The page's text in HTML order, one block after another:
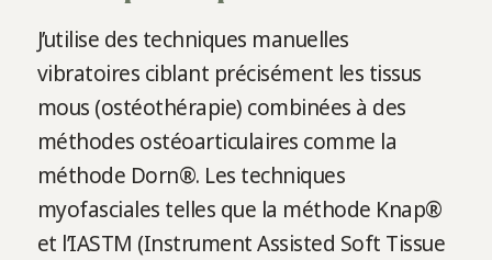
J’utilise des techniques manuelles
vibratoires ciblant précisément les tissus
mous (ostéothérapie) combinées à des
méthodes ostéoarticulaires comme la
méthode Dorn®. Les techniques
myofasciales telles que la méthode Knap®
et l’IASTM (Instrument Assisted Soft Tissue